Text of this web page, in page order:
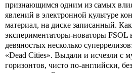
признающимся одним из самых
явлений в электронной культуре
материал, на диске записанный.
экспериментаторы-новаторы FSOL
девяностых несколько
«Dead Cities». Выдали и исчезли с
горизонтов, чисто по-английски,